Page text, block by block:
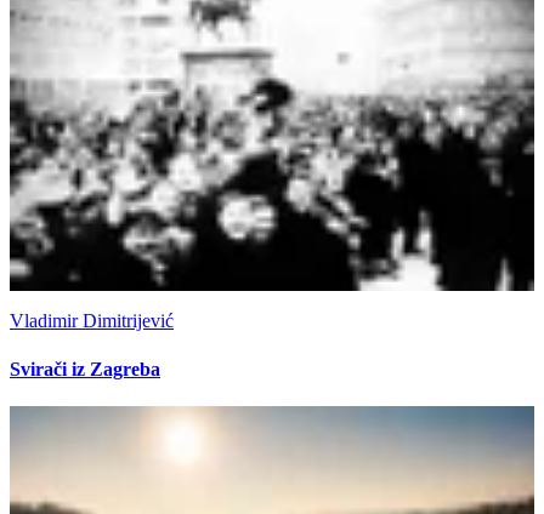
Vladimir Dimitrijević
Svirači iz Zagreba